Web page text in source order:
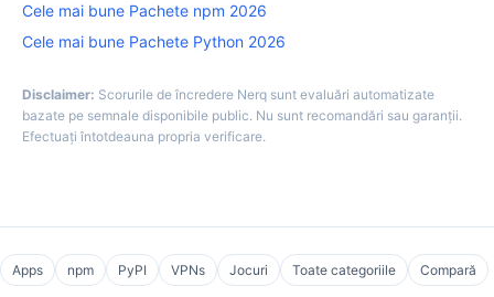
Cele mai bune Pachete npm 2026
Cele mai bune Pachete Python 2026
Disclaimer: Scorurile de încredere Nerq sunt evaluări automatizate
bazate pe semnale disponibile public. Nu sunt recomandări sau garanții.
Efectuați întotdeauna propria verificare.
Apps npm PyPI VPNs Jocuri Toate categoriile Compară